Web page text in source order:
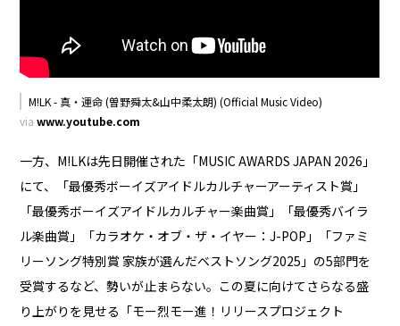
M!LK - 真・運命 (曽野舜太&山中柔太朗) (Official Music Video)
viawww.youtube.com
一方、M!LKは先日開催された「MUSIC AWARDS JAPAN 2026」
にて、「最優秀ボーイズアイドルカルチャーアーティスト賞」
「最優秀ボーイズアイドルカルチャー楽曲賞」「最優秀バイラ
ル楽曲賞」「カラオケ・オブ・ザ・イヤー：J-POP」「ファミ
リーソング特別賞 家族が選んだベストソング2025」の5部門を
受賞するなど、勢いが止まらない。この夏に向けてさらなる盛
り上がりを見せる「モー烈モー進！リリースプロジェクト